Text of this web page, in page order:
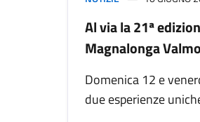
Al via la 21ª
Magnalonga
Domenica 12 e
due esperienze